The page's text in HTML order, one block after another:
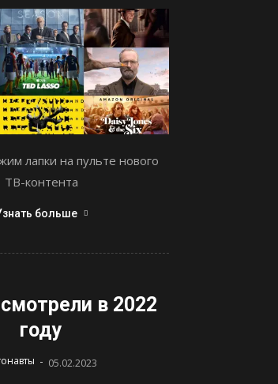
лапки на пульте нового
ТВ-контента
больше
в 2022
году
- 05.02.2023